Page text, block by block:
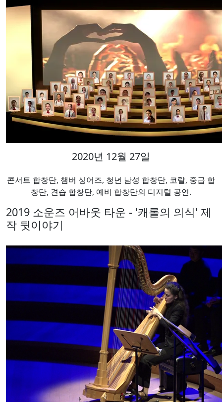
2020년 12월 27일
콘서트 합창단, 챔버 싱어즈, 청년 남성 합창단, 코랄, 중급 합
창단, 견습 합창단, 예비 합창단의 디지털 공연.
2019 소운즈 어바웃 타운 - '캐롤의 의식' 제
작 뒷이야기